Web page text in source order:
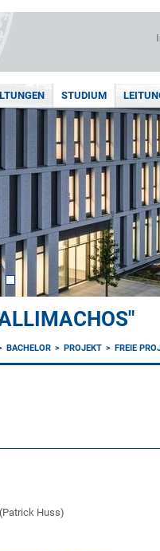
STUDIUM
BACHELOR PROJEKT FREIE
(Patrick Huss)